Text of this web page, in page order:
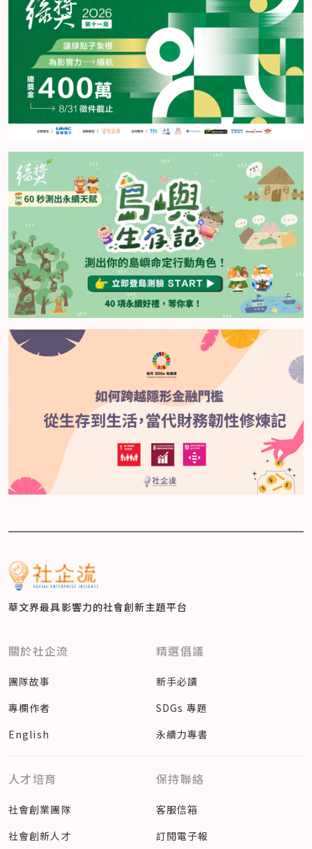
華文界最具影響力的社會創新主題平台
關於社企流
團隊故事
專欄作者
English
精選倡議
新手必讀
SDGs 專題
永續力專書
人才培育
社會創業團隊
社會創新人才
保持聯絡
客服信箱
訂閱電子報